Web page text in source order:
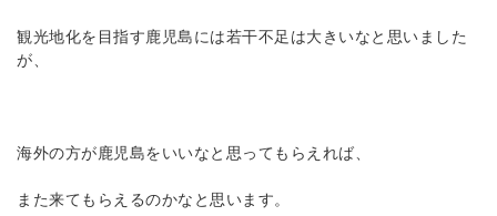
観光地化を目指す鹿児島には若干不足は大きいなと思いました
が、
海外の方が鹿児島をいいなと思ってもらえれば、
また来てもらえるのかなと思います。